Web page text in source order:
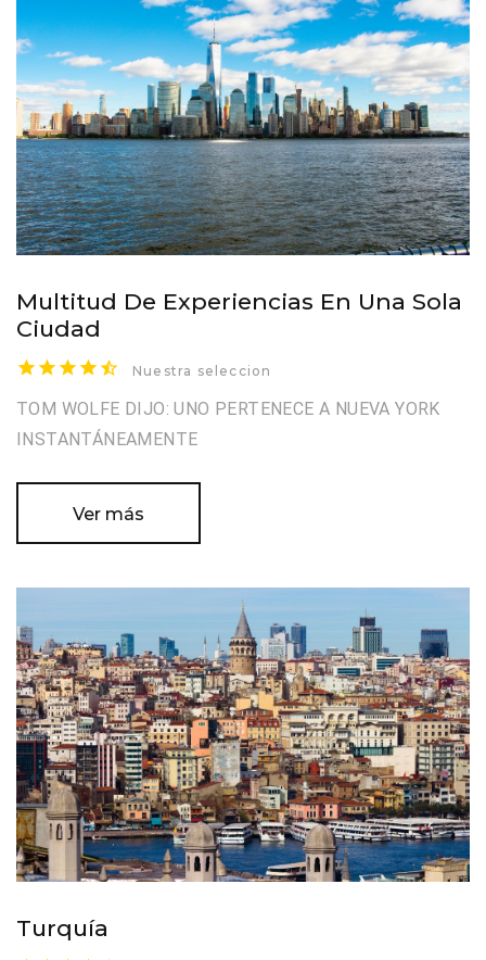
Multitud De Experiencias En Una Sola
Ciudad
Nuestra seleccion
TOM WOLFE DIJO: UNO PERTENECE A NUEVA YORK
INSTANTÁNEAMENTE
Ver más
Turquía